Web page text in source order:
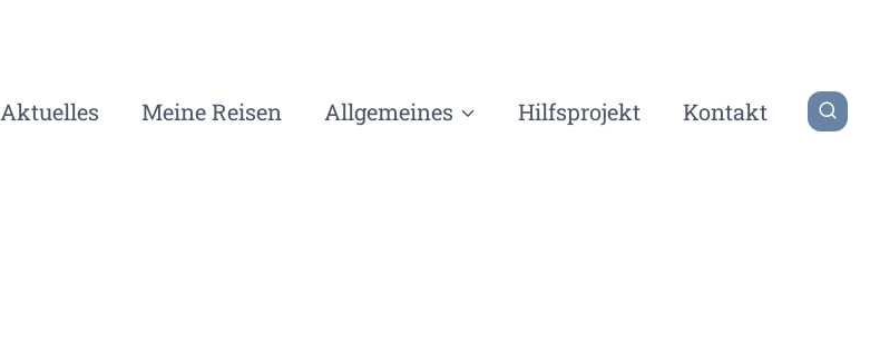
Aktuelles Meine Reisen Allgemeines Hilfsprojekt Kontakt